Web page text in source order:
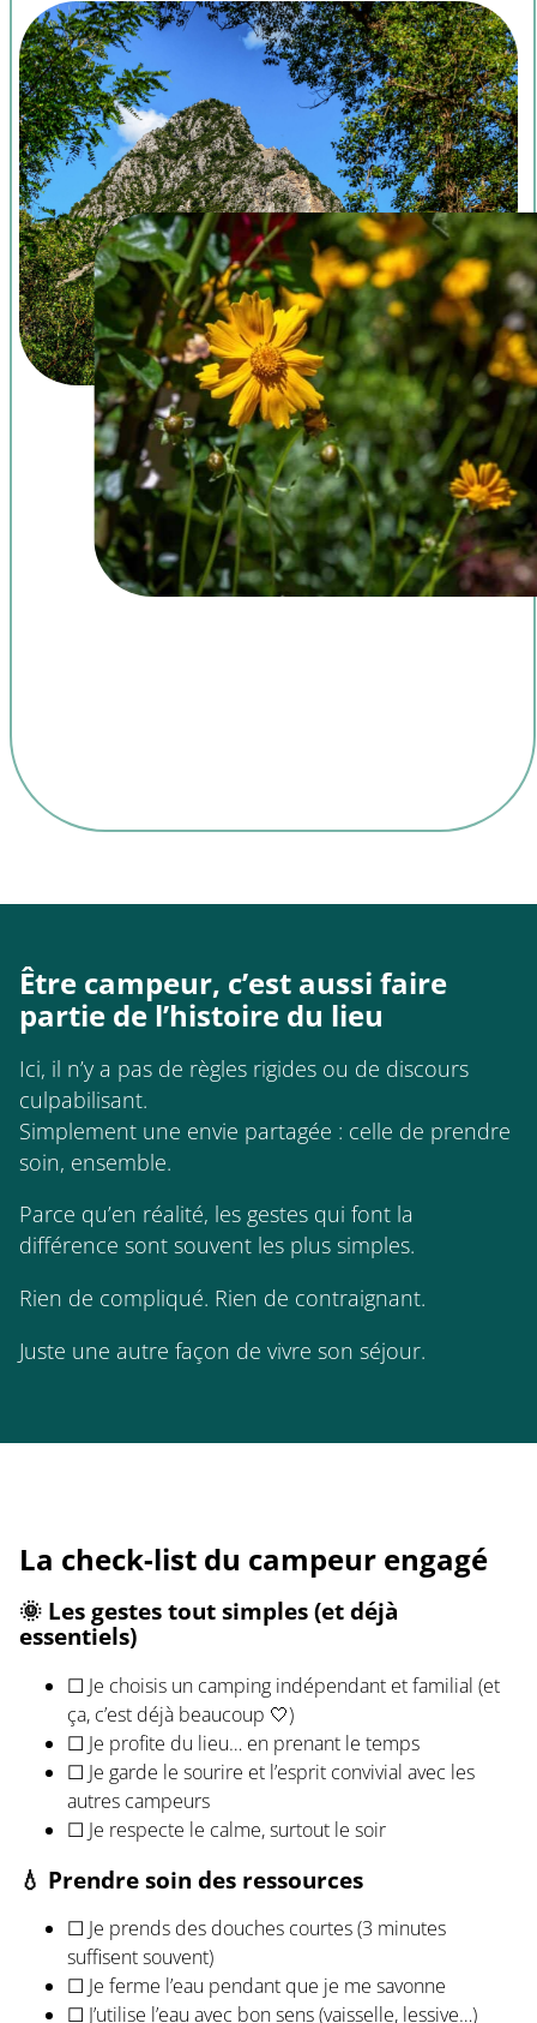
Être campeur, c’est aussi faire
partie de l’histoire du lieu
Ici, il n’y a pas de règles rigides ou de discours
culpabilisant.
Simplement une envie partagée : celle de prendre
soin, ensemble.
Parce qu’en réalité, les gestes qui font la
différence sont souvent les plus simples.
Rien de compliqué. Rien de contraignant.
Juste une autre façon de vivre son séjour.
La check-list du campeur engagé
🌞 Les gestes tout simples (et déjà
essentiels)
☐ Je choisis un camping indépendant et familial (et
ça, c’est déjà beaucoup 🤍)
☐ Je profite du lieu… en prenant le temps
☐ Je garde le sourire et l’esprit convivial avec les
autres campeurs
☐ Je respecte le calme, surtout le soir
💧 Prendre soin des ressources
☐ Je prends des douches courtes (3 minutes
suffisent souvent)
☐ Je ferme l’eau pendant que je me savonne
☐ J’utilise l’eau avec bon sens (vaisselle, lessive…)